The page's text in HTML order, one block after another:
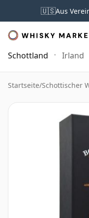
🇺🇸Aus
Schottland Irland
Startseite/Schottischer